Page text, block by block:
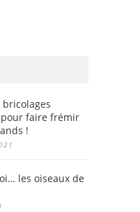
faire frémir
!
les oiseaux de